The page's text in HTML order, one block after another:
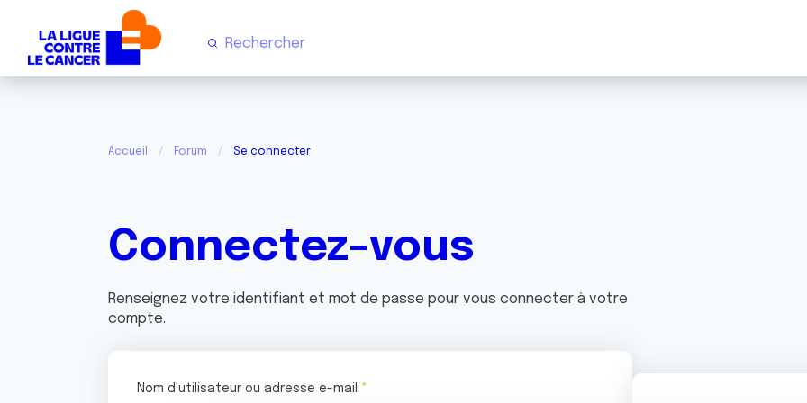
Accueil Forum Se connecter
Connectez-vous
Renseignez votre identifiant et mot de passe pour vous connecter à votre
compte.
Nom d'utilisateur ou adresse e-mail